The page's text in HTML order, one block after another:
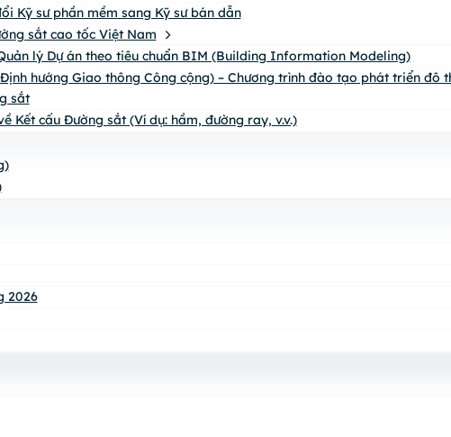
Kỹ sư phần mềm sang Kỹ sư bán dẫn
sắt cao tốc Việt Nam
lý Dự án theo tiêu chuẩn BIM (Building Information Modeling)
hướng Giao thông Công cộng) – Chương trình đào tạo phát triển đô
sắt
Kết cấu Đường sắt (Ví dụ: hầm, đường ray, v.v.)
2026